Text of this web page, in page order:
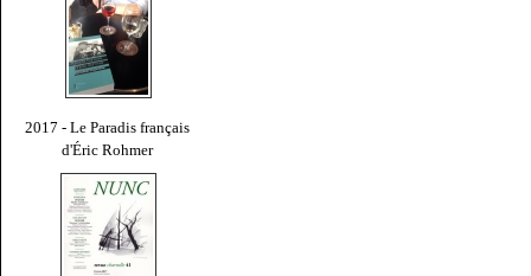
2017 - Le Paradis français
d'Éric Rohmer